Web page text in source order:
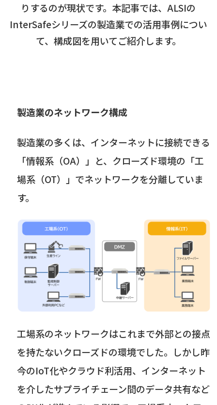
りするのが現状です。本記事では、ALSIの
InterSafeシリーズの製造業での活用事例につい
て、構成図を用いてご紹介します。
製造業のネットワーク構成
製造業の多くは、インターネットに接続できる
「情報系（OA）」と、クローズド環境の「工
場系（OT）」でネットワークを分離していま
す。
工場系のネットワークはこれまで外部との接点
を持たないクローズドの環境でした。しかし昨
今のIoT化やクラウド利活用、インターネット
を介したサプライチェーン間のデータ共有など